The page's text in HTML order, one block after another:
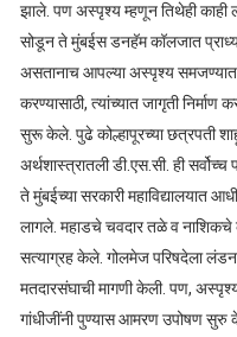
झाले. पण अस्पृश्य म्हणून तिथेही काही
सोडून ते मुंबईस डनहॅम कॉलजात
असतानाच आपल्या अस्पृश्य समजण्यात
करण्यासाठी, त्यांच्यात जागृती निर्माण
सुरू केले. पुढे कोल्हापूरच्या छत्रपती
अर्थशास्त्रातली डी.एस.सी. ही
ते मुंबईच्या सरकारी महाविद्यालयात
लागले. महाडचे चवदार तळे व नाशिकचे
सत्याग्रह केले. गोलमेज परिषदेला
मतदारसंघाची मागणी केली. पण,
गांधीजींनी पुण्यास आमरण उपोषण सुरु